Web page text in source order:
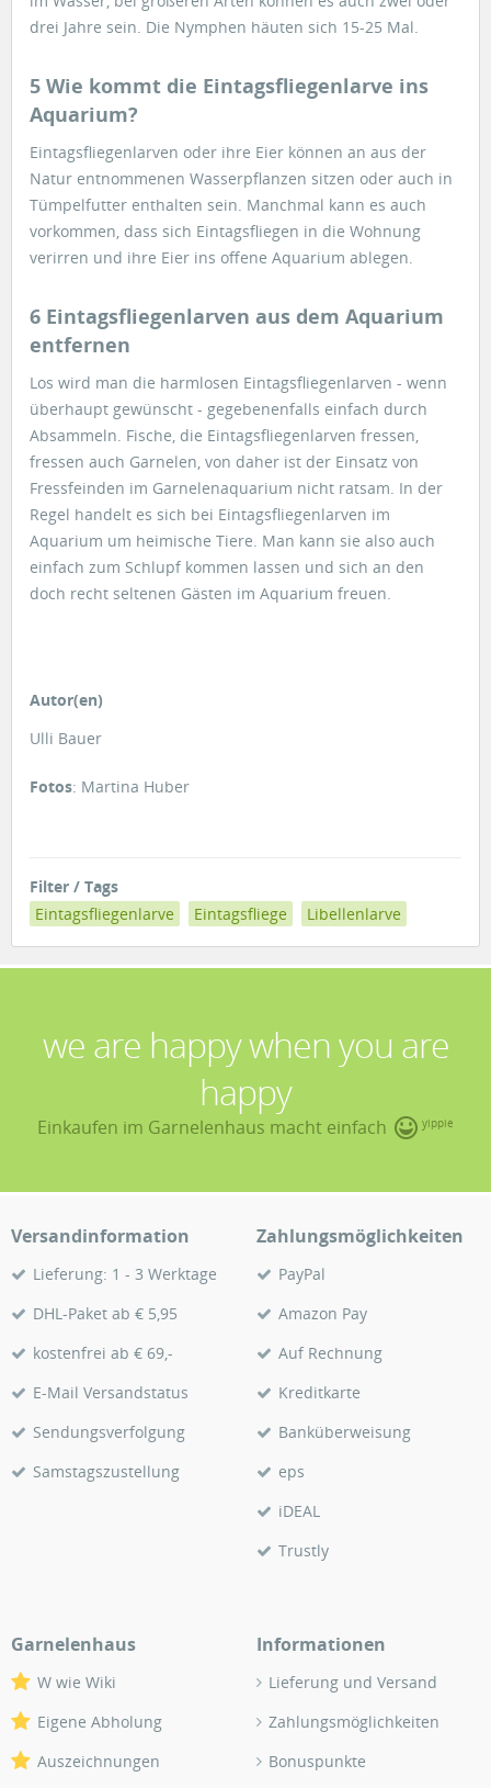
drei Jahre sein. Die Nymphen häuten sich 15-25 Mal.
5 Wie kommt die Eintagsfliegenlarve ins
Aquarium?
Eintagsfliegenlarven oder ihre Eier können an aus der
Natur entnommenen Wasserpflanzen sitzen oder auch in
Tümpelfutter enthalten sein. Manchmal kann es auch
vorkommen, dass sich Eintagsfliegen in die Wohnung
verirren und ihre Eier ins offene Aquarium ablegen.
6 Eintagsfliegenlarven aus dem Aquarium
entfernen
Los wird man die harmlosen Eintagsfliegenlarven - wenn
überhaupt gewünscht - gegebenenfalls einfach durch
Absammeln. Fische, die Eintagsfliegenlarven fressen,
fressen auch Garnelen, von daher ist der Einsatz von
Fressfeinden im Garnelenaquarium nicht ratsam. In der
Regel handelt es sich bei Eintagsfliegenlarven im
Aquarium um heimische Tiere. Man kann sie also auch
einfach zum Schlupf kommen lassen und sich an den
doch recht seltenen Gästen im Aquarium freuen.
Autor(en)
Ulli Bauer
Fotos: Martina Huber
Filter / Tags
Eintagsfliegenlarve
Eintagsfliege Libellenlarve
we are happy when you are
happy
Einkaufen im Garnelenhaus macht einfach yippie
Versandinformation
Lieferung: 1 - 3 Werktage
DHL-Paket ab € 5,95
kostenfrei ab € 69,-
E-Mail Versandstatus
Sendungsverfolgung
Samstagszustellung
Zahlungsmöglichkeiten
PayPal
Amazon Pay
Auf Rechnung
Kreditkarte
Banküberweisung
eps
iDEAL
Trustly
Garnelenhaus
W wie Wiki
Eigene Abholung
Auszeichnungen
Informationen
Lieferung und Versand
Zahlungsmöglichkeiten
Bonuspunkte